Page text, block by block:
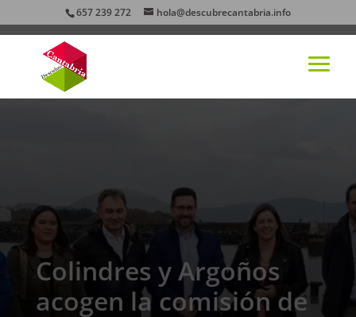
657 239 272 hola@descubrecantabria.info
Colindres y Argoños
acogen la comisión de